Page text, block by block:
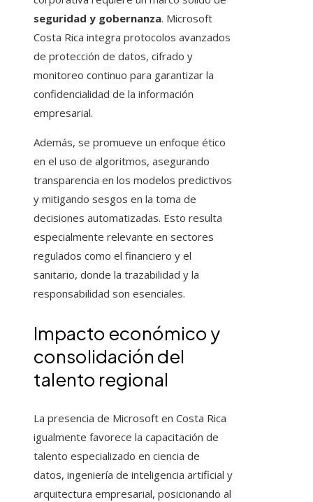
seguridad y gobernanza. Microsoft
Costa Rica integra protocolos avanzados
de protección de datos, cifrado y
monitoreo continuo para garantizar la
confidencialidad de la información
empresarial.
Además, se promueve un enfoque ético
en el uso de algoritmos, asegurando
transparencia en los modelos predictivos
y mitigando sesgos en la toma de
decisiones automatizadas. Esto resulta
especialmente relevante en sectores
regulados como el financiero y el
sanitario, donde la trazabilidad y la
responsabilidad son esenciales.
Impacto económico y
consolidación del
talento regional
La presencia de Microsoft en Costa Rica
igualmente favorece la capacitación de
talento especializado en ciencia de
datos, ingeniería de inteligencia artificial y
arquitectura empresarial, posicionando al